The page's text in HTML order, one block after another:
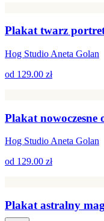
Plakat twarz
Hog Studio Aneta Golan
od 129.00 zł
Plakat nowoczesne
Hog Studio Aneta Golan
od 129.00 zł
Plakat astralny